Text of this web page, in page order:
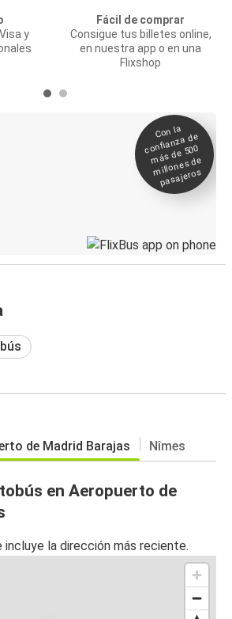
y
Fácil de comprar
Consigue tus billetes online,
en nuestra app o en una
Flixshop
Con la
confianza de
más de 500
millones de
pasajeros
de Madrid Barajas Nîmes
en Aeropuerto de
la dirección más reciente.